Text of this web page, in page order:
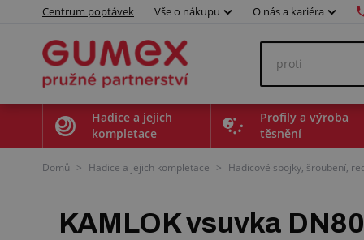
Centrum poptávek Vše o nákupu O nás a kariéra
Hadice a jejich
kompletace
Profily a výroba
těsnění
Domů > Hadice a jejich kompletace > Hadicové spojky, šroubení,
KAMLOK vsuvka